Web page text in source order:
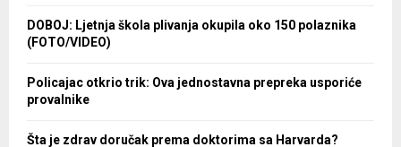
DOBOJ: Ljetnja škola plivanja okupila oko 150 polaznika
(FOTO/VIDEO)
Policajac otkrio trik: Ova jednostavna prepreka usporiće
provalnike
Šta je zdrav doručak prema doktorima sa Harvarda?